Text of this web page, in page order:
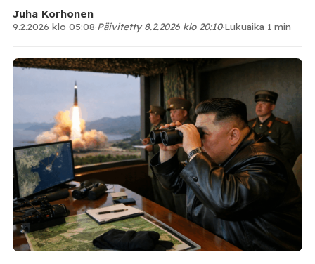
Juha Korhonen
9.2.2026 klo 05:08·Päivitetty 8.2.2026 klo 20:10·Lukuaika 1 min